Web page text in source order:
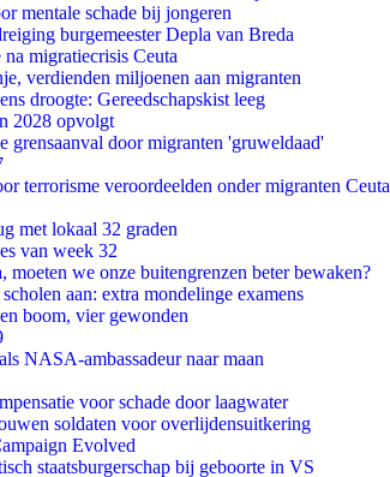
mentale schade bij jongeren
burgemeester Depla van Breda
migratiecrisis Ceuta
verdienden miljoenen aan migranten
droogte: Gereedschapskist leeg
2028 opvolgt
grensaanval door migranten 'gruweldaad'
terrorisme veroordeelden onder migranten Ceuta
met lokaal 32 graden
van week 32
moeten we onze buitengrenzen beter bewaken?
aan: extra mondelinge examens
boom, vier gewonden
NASA-ambassadeur naar maan
voor schade door laagwater
soldaten voor overlijdensuitkering
Evolved
staatsburgerschap bij geboorte in VS